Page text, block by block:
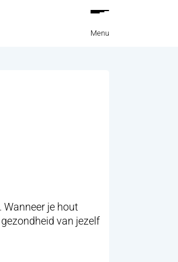
Menu
Wanneer je hout
van jezelf